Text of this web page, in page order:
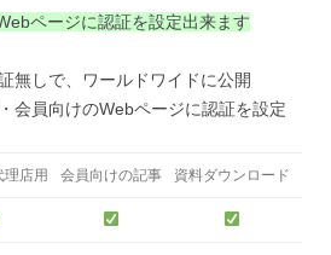
ページに認証を設定出来ます
無しで、ワールドワイドに公開
会員向けのWebページに認証を設定
理店用 会員向けの記事 資料ダウンロード